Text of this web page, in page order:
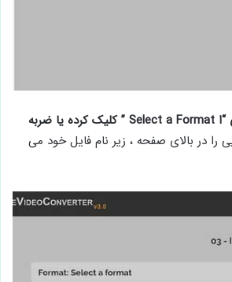
3-در منوی کشویی روی “ا Select a Format ” کلیک کرده یا ضربه
در بالای صفحه ، زیر نام فایل خود می